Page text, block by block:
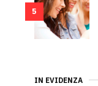
5
IN EVIDENZA